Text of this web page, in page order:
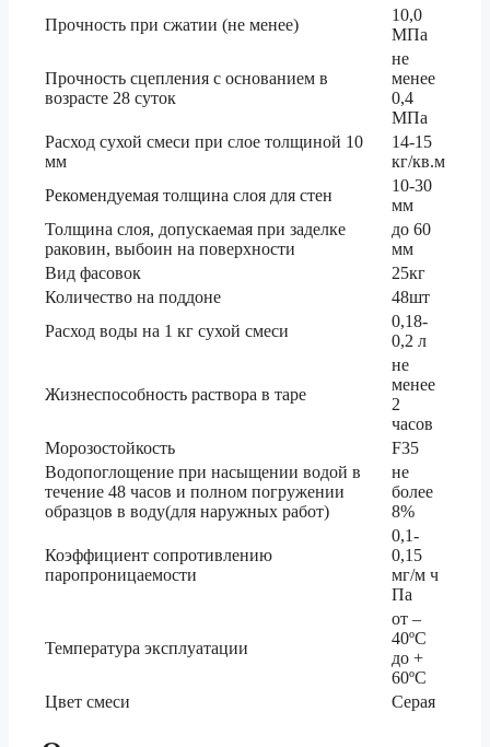
Прочность при сжатии (не менее)
10,0
МПа
Прочность сцепления с основанием в
возрасте 28 суток
не
менее
0,4
МПа
Расход сухой смеси при слое толщиной 10
мм
14-15
кг/кв.м
Рекомендуемая толщина слоя для стен
10-30
мм
Толщина слоя, допускаемая при заделке
раковин, выбоин на поверхности
до 60
мм
Вид фасовок
25кг
Количество на поддоне
48шт
Расход воды на 1 кг сухой смеси
0,18-
0,2 л
Жизнеспособность раствора в таре
не
менее
2
часов
Морозостойкость
F35
Водопоглощение при насыщении водой в
течение 48 часов и полном погружении
образцов в воду(для наружных работ)
не
более
8%
Коэффициент сопротивлению
паропроницаемости
0,1-
0,15
мг/м ч
Па
Температура эксплуатации
от –
40ºС
до +
60ºС
Цвет смеси
Серая